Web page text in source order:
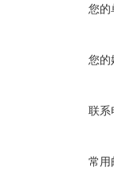
您的
您的
联系
常用